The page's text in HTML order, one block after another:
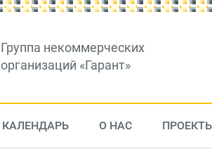
Группа некоммерческих
организаций «Гарант»
КАЛЕНДАРЬ О НАС